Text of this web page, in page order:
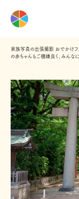
家族写真の出張撮影 おでかけフ
の赤ちゃんもご機嫌良く、みんな